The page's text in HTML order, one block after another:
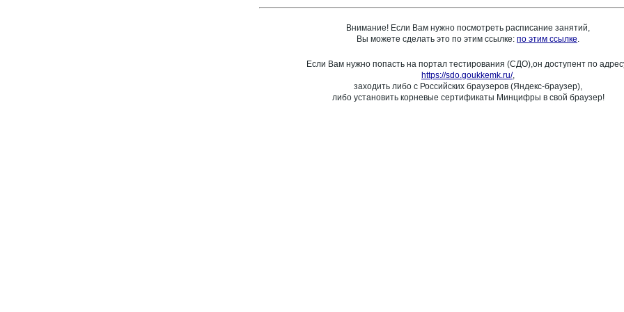
Внимание! Если Вам нужно посмотреть расписание занятий,
Вы можете сделать это по этим ссылке: по этим ссылке
Если Вам нужно попасть на портал тестирования (СДО),он доступент по
https://sdo.goukkemk.ru/,
заходить либо с Российских браузеров (Яндекс-браузер),
либо установить корневые сертификаты Минцифры в свой браузер!